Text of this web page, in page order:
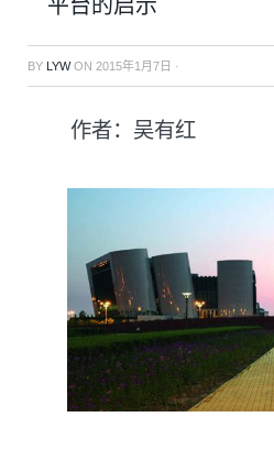
BY LYWON 2015年1月7日 ·
作者：吴有红